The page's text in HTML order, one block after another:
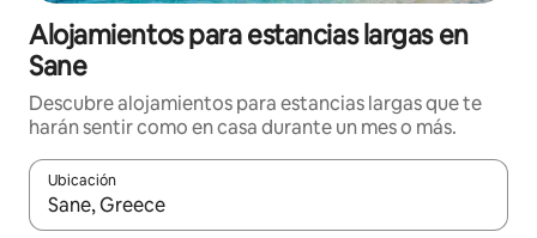
Alojamientos para estancias largas en
Sane
Descubre alojamientos para estancias largas que te
harán sentir como en casa durante un mes o más.
Ubicación
Cuando los resultados estén disponibles, podrás navegar